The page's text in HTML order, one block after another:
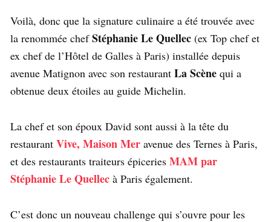
Voilà, donc que la signature culinaire a été trouvée avec
la renommée chefStéphanie Le Quellec (ex Top chef et
ex chef de l’Hôtel de Galles à Paris) installée depuis
avenue Matignon avec son restaurant La Scène qui a
obtenue deux étoiles au guide Michelin.
La chef et son époux David sont aussi à la tête du
restaurant Vive, Maison Mer avenue des Ternes à Paris,
et des restaurants traiteurs épiceries MAM par
Stéphanie Le Quellec à Paris également.
C’est donc un nouveau challenge qui s’ouvre pour les